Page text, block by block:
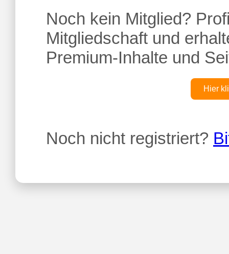
Noch kein Mitglied?
Mitgliedschaft und
Premium-Inhalte und
Hier
Noch nicht registriert?